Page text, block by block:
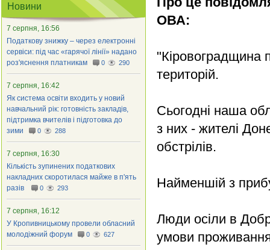
ОВА:
"Кіровоградщина
територій.
Сьогодні наша
з них - жителі
обстрілів.
Найменшій з
Люди осіли в
умови
Новини
7 серпня, 16:56
Податкову знижку – через електронні
сервіси: під час «гарячої лінії» надано
роз'яснення платникам
0 290
7 серпня, 16:42
Як система освіти входить у новий
навчальний рік: готовність закладів,
підтримка вчителів і підготовка до
зими
0 288
7 серпня, 16:30
Кількість зупинених податкових
накладних скоротилася майже в п'ять
разів
0 293
7 серпня, 16:12
У Кропивницькому провели обласний
молодіжний форум
0 627